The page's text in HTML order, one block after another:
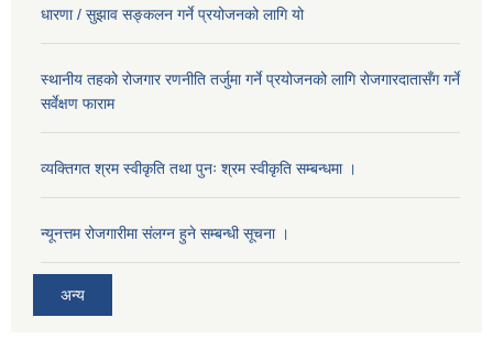
धारणा / सुझाव सङ्कलन गर्ने प्रयोजनको लागि यो
स्थानीय तहको रोजगार रणनीति तर्जुमा गर्ने प्रयोजनको लागि रोजगारदातासँग गर्ने
सर्वेक्षण फाराम
व्यक्तिगत श्रम स्वीकृति तथा पुनः श्रम स्वीकृति सम्बन्धमा ।
न्यूनत्तम रोजगारीमा संलग्न हुने सम्बन्धी सूचना ।
अन्य